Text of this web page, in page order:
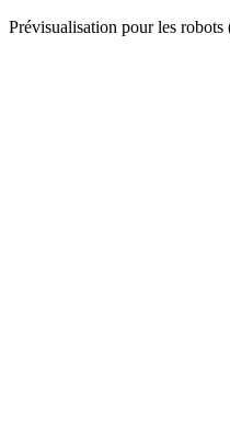
Prévisualisation pour les